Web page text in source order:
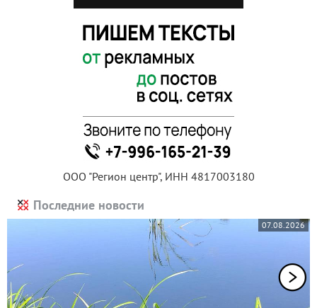
ООО "Регион центр", ИНН 4817003180
Последние новости
07.08.2026